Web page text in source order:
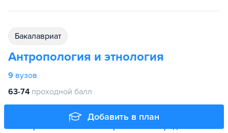
Добавить в план
бакалавриат
Антропология и этнология
9 вузов
63-74 проходной балл
153 бюджетных места